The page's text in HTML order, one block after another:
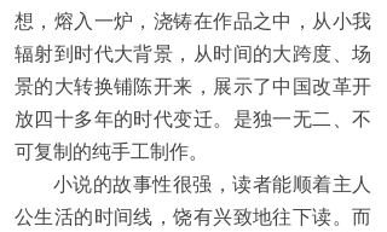
想，熔入一炉，浇铸在作品之中，从小我
辐射到时代大背景，从时间的大跨度、场
景的大转换铺陈开来，展示了中国改革开
放四十多年的时代变迁。是独一无二、不
可复制的纯手工制作。
小说的故事性很强，读者能顺着主人
公生活的时间线，饶有兴致地往下读。而